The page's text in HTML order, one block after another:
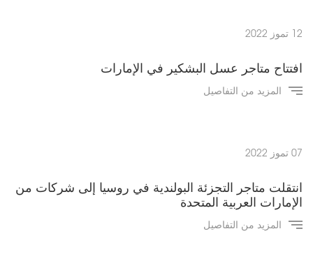
12 تموز 2022
افتتاح متاجر عسل البشكير في الإمارات
المزيد من التفاصيل
07 تموز 2022
انتقلت متاجر التجزئة البولندية في روسيا إلى شركات من
الإمارات العربية المتحدة
المزيد من التفاصيل